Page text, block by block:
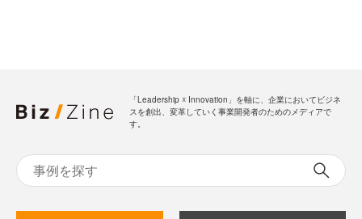
「Leadership ☓ Innovation」を軸に、企業においてビジネ
スを創出、変革していく事業開発者のためのメディアで
す。